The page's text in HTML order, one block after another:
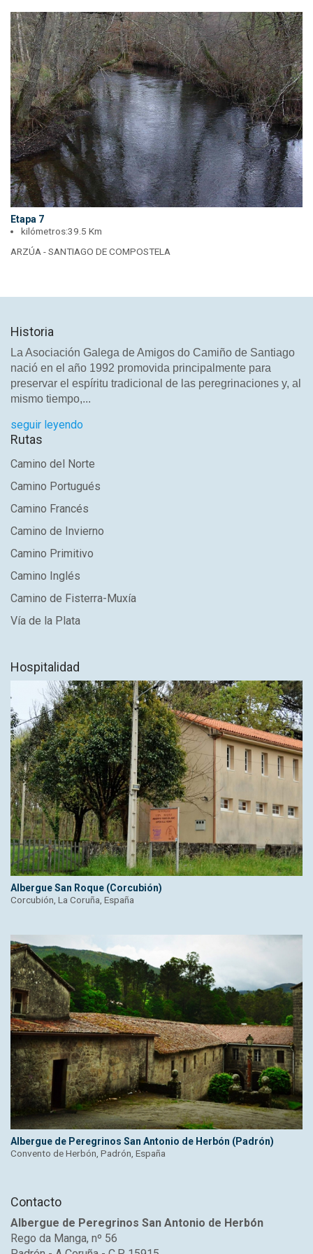
Etapa 7
kilómetros:39.5 Km
ARZÚA - SANTIAGO DE COMPOSTELA
Historia
La Asociación Galega de Amigos do Camiño de Santiago
nació en el año 1992 promovida principalmente para
preservar el espíritu tradicional de las peregrinaciones y, al
mismo tiempo,...
seguir leyendo
Rutas
Camino del Norte
Camino Portugués
Camino Francés
Camino de Invierno
Camino Primitivo
Camino Inglés
Camino de Fisterra-Muxía
Vía de la Plata
Hospitalidad
Albergue San Roque (Corcubión)
Corcubión, La Coruña, España
Albergue de Peregrinos San Antonio de Herbón (Padrón)
Convento de Herbón, Padrón, España
Contacto
Albergue de Peregrinos San Antonio de Herbón
Rego da Manga, nº 56